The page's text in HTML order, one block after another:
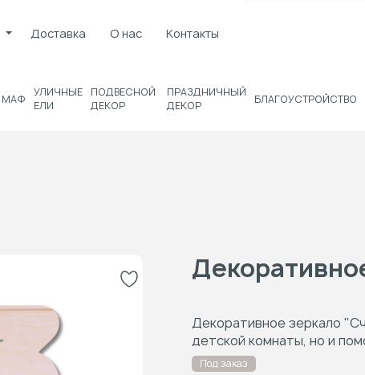
Доставка О нас Контакты
МАФ
УЛИЧНЫЕ
ЕЛИ
ПОДВЕСНОЙ
ДЕКОР
ПРАЗДНИЧНЫЙ
ДЕКОР
БЛАГОУСТРОЙСТВО
Декоративное зеркало
детской комнаты, но и
Под заказ